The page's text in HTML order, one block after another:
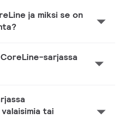
ja miksi se on
sarjassa
tai